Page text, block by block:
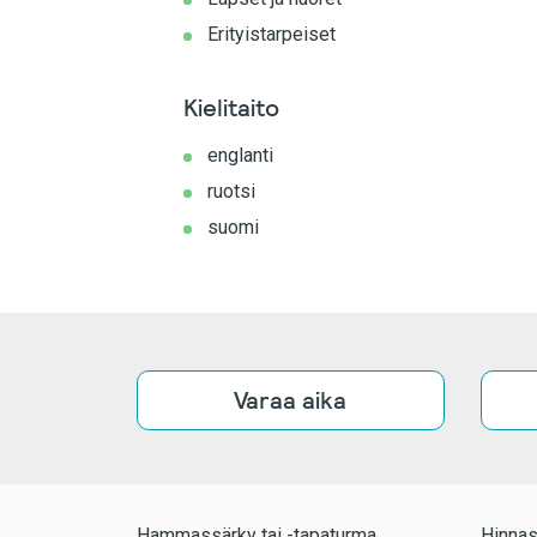
Erityistarpeiset
Kielitaito
englanti
ruotsi
suomi
Varaa aika